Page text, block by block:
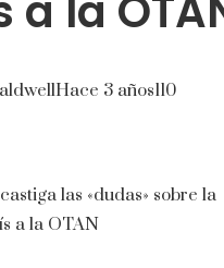
Hace 3 años110
las «dudas» sobre la
a la OTAN